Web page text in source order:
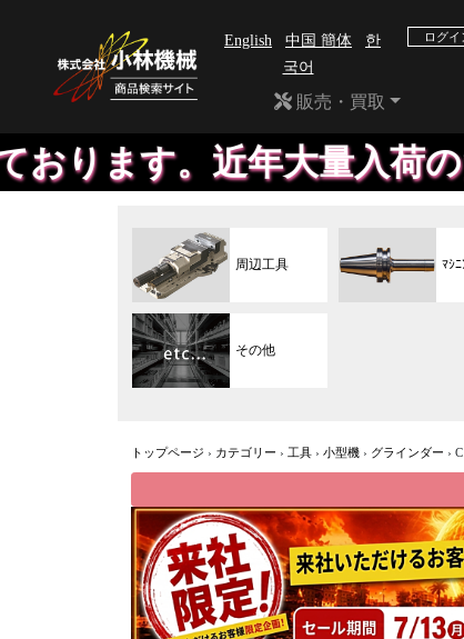
English 中国 簡体
한
국어
ログ
販売・買取
量入荷のため、掲載
周辺工具 ﾏｼ
その他
トップページ › カテゴリー › 工具 › 小型機 › グラインダー ›